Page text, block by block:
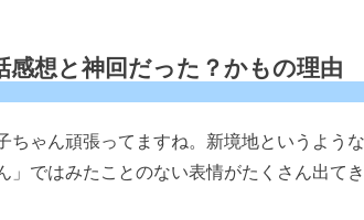
感想と神回だった？かもの理由
ちゃん頑張ってますね。新境地というよう
」ではみたことのない表情がたくさん出てき